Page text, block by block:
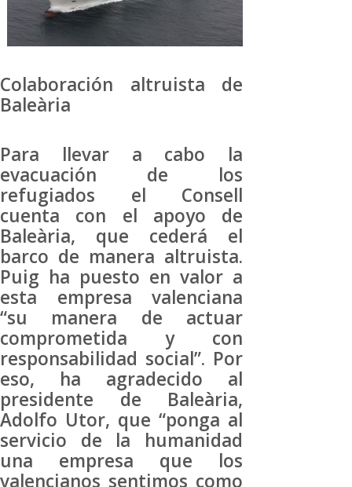
Colaboración altruista de
Baleària
Para llevar a cabo la
evacuación de los
refugiados el Consell
cuenta con el apoyo de
Baleària, que cederá el
barco de manera altruista.
Puig ha puesto en valor a
esta empresa valenciana
“su manera de actuar
comprometida y con
responsabilidad social”. Por
eso, ha agradecido al
presidente de Baleària,
Adolfo Utor, que “ponga al
servicio de la humanidad
una empresa que los
valencianos sentimos como